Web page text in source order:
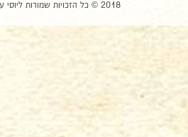
2018 © כל הזכויות שמורות ליוסי עופר "גולה ותקומה"